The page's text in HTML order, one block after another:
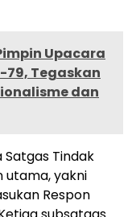
Upacara
79, Tegaskan
dan
Tindak
utama, yakni
Respon